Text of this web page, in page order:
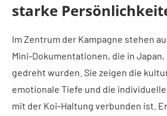
starke
Im Zentrum der Kampagne stehen
Mini-Dokumentationen, die in Japan,
gedreht wurden. Sie zeigen die
emotionale Tiefe und die
mit der Koi-Haltung verbunden ist.